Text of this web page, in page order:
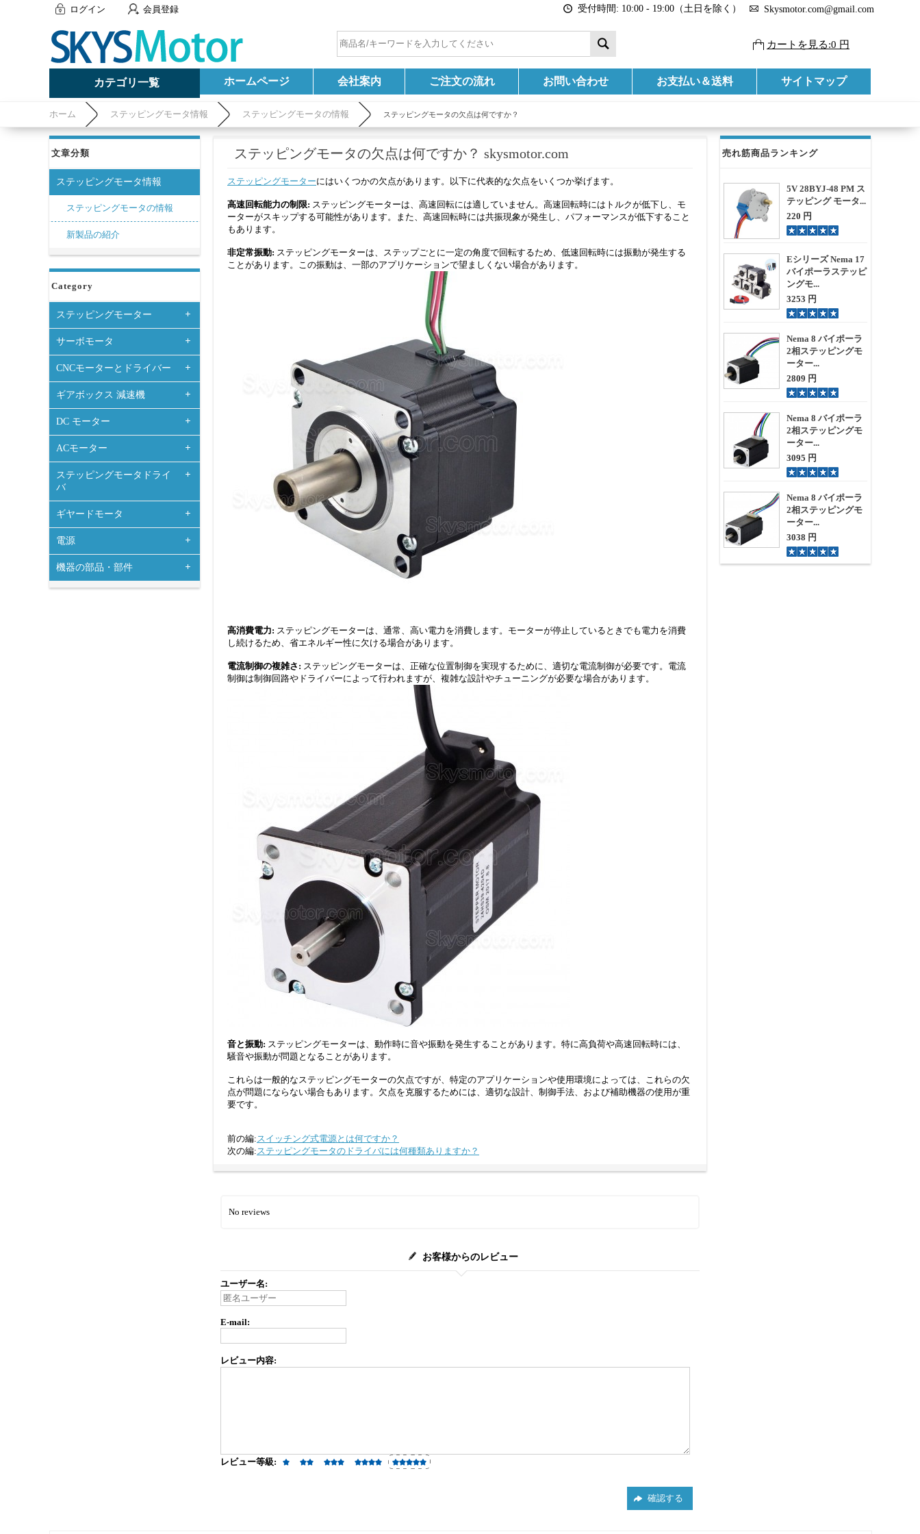
ログイン 会員登録 受付時間: 10:00 - 19:00（土日を除く） Skysmotor.com@gmail.com
カートを見る:0 円
カテゴリ一覧 ホームページ 会社案内 ご注文の流れ お問い合わせ お支払い＆送料 サイトマップ
ホーム ステッピングモータ情報 ステッピングモータの情報 ステッピングモータの欠点は何ですか？
文章分類
ステッピングモータ情報
ステッピングモータの情報
新製品の紹介
Category
ステッピングモーター
サーボモータ
CNCモーターとドライバー
ギアボックス 減速機
DC モーター
ACモーター
ステッピングモータドライ
バ
ギヤードモータ
電源
機器の部品・部件
売れ筋商品ランキング
5V 28BYJ-48 PM ス
テッピング モータ...
220 円
Eシリーズ Nema 17
バイポーラステッピ
ングモ...
3253 円
Nema 8 バイポーラ
2相ステッピングモ
ーター...
2809 円
Nema 8 バイポーラ
2相ステッピングモ
ーター...
3095 円
Nema 8 バイポーラ
2相ステッピングモ
ーター...
3038 円
ステッピングモータの欠点は何ですか？ skysmotor.com
ステッピングモーターにはいくつかの欠点があります。以下に代表的な欠点をいくつか挙げます。
高速回転能力の制限: ステッピングモーターは、高速回転には適していません。高速回転時にはトルクが低下し、モ
ーターがスキップする可能性があります。また、高速回転時には共振現象が発生し、パフォーマンスが低下すること
もあります。
非定常振動: ステッピングモーターは、ステップごとに一定の角度で回転するため、低速回転時には振動が発生する
ことがあります。この振動は、一部のアプリケーションで望ましくない場合があります。
高消費電力: ステッピングモーターは、通常、高い電力を消費します。モーターが停止しているときでも電力を消費
し続けるため、省エネルギー性に欠ける場合があります。
電流制御の複雑さ: ステッピングモーターは、正確な位置制御を実現するために、適切な電流制御が必要です。電流
制御は制御回路やドライバーによって行われますが、複雑な設計やチューニングが必要な場合があります。
音と振動: ステッピングモーターは、動作時に音や振動を発生することがあります。特に高負荷や高速回転時には、
騒音や振動が問題となることがあります。
これらは一般的なステッピングモーターの欠点ですが、特定のアプリケーションや使用環境によっては、これらの欠
点が問題にならない場合もあります。欠点を克服するためには、適切な設計、制御手法、および補助機器の使用が重
要です。
前の編:スイッチング式電源とは何ですか？
次の編:ステッピングモータのドライバには何種類ありますか？
No reviews
お客様からのレビュー
ユーザー名:
E-mail:
レビュー内容:
レビュー等級: